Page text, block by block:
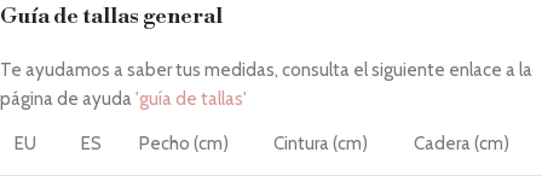
Guía de tallas general
Te ayudamos a saber tus medidas, consulta el siguiente enlace a la
página de ayuda'guía de tallas'
EU ES Pecho (cm) Cintura (cm) Cadera (cm)